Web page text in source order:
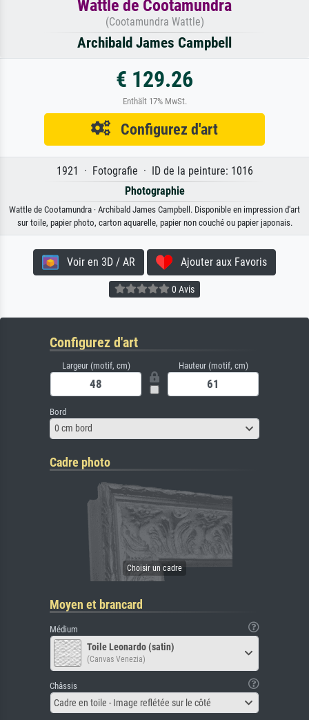
Wattle de Cootamundra
(Cootamundra Wattle)
Archibald James Campbell
€ 129.26
Enthält 17% MwSt.
Configurez d'art
1921 · Fotografie · ID de la peinture: 1016
Photographie
Wattle de Cootamundra · Archibald James Campbell. Disponible en impression d'art
sur toile, papier photo, carton aquarelle, papier non couché ou papier japonais.
Voir en 3D / AR Ajouter aux Favoris
0 Avis
Configurez d'art
Largeur (motif, cm) Hauteur (motif, cm)
Bord
0 cm bord
Cadre photo
Moyen et brancard
Médium
Toile Leonardo (satin)
(Canvas Venezia)
Châssis
Cadre en toile - Image reflétée sur le côté